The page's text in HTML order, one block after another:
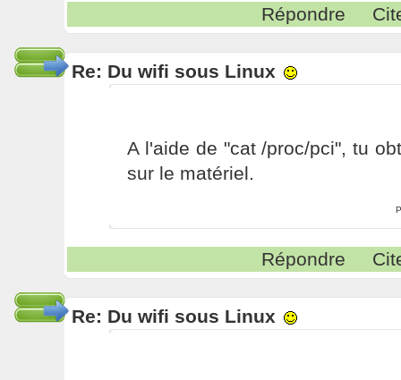
Répondre
Re: Du wifi sous Linux
A l'aide de "cat /proc/pci", tu
sur le matériel.
Répondre
Re: Du wifi sous Linux